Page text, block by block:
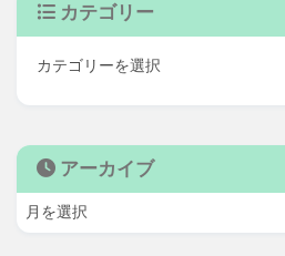
カテゴリー
アーカイブ